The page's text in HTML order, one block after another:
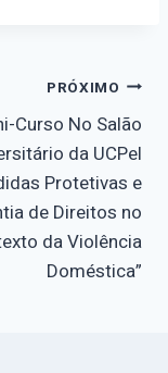
PRÓXIMO
Curso No Salão
da UCPel
Protetivas e
de Direitos no
da Violência
Doméstica”